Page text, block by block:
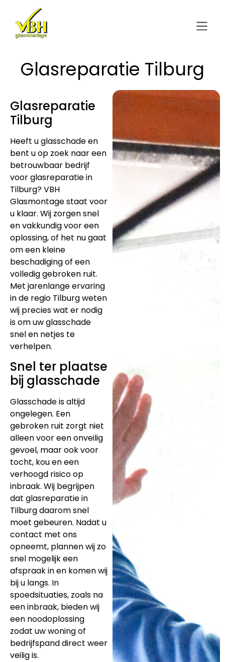
Glasreparatie Tilburg
Glasreparatie
Tilburg
Heeft u glasschade en
bent u op zoek naar een
betrouwbaar bedrijf
voor glasreparatie in
Tilburg? VBH
Glasmontage staat voor
u klaar. Wij zorgen snel
en vakkundig voor een
oplossing, of het nu gaat
om een kleine
beschadiging of een
volledig gebroken ruit.
Met jarenlange ervaring
in de regio Tilburg weten
wij precies wat er nodig
is om uw glasschade
snel en netjes te
verhelpen.
Snel ter plaatse
bij glasschade
Glasschade is altijd
ongelegen. Een
gebroken ruit zorgt niet
alleen voor een onveilig
gevoel, maar ook voor
tocht, kou en een
verhoogd risico op
inbraak. Wij begrijpen
dat glasreparatie in
Tilburg daarom snel
moet gebeuren. Nadat u
contact met ons
opneemt, plannen wij zo
snel mogelijk een
afspraak in en komen wij
bij u langs. In
spoedsituaties, zoals na
een inbraak, bieden wij
een noodoplossing
zodat uw woning of
bedrijfspand direct weer
veilig is.